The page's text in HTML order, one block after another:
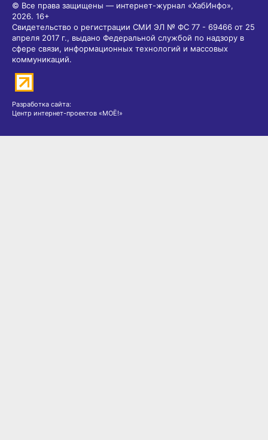
© Все права защищены — интернет-журнал «ХабИнфо»,
2026. 16+
Свидетельство о регистрации СМИ ЭЛ № ФС 77 - 69466 от 25
апреля 2017 г., выдано Федеральной службой по надзору в
сфере связи, информационных технологий и массовых
коммуникаций.
Разработка сайта:
Центр интернет-проектов «МОЁ!»